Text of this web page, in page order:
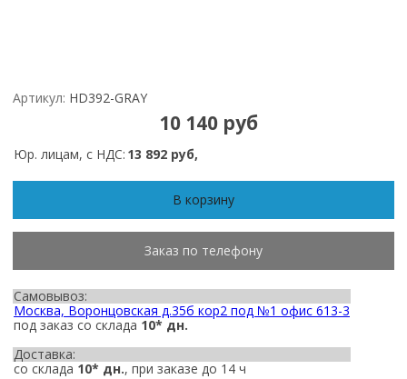
Артикул: HD392-GRAY
10 140 руб
Юр. лицам, с НДС: 13 892 руб,
В корзину
Заказ по телефону
Самовывоз:
Москва, Воронцовская д.35б кор2 под №1 офис 613-3
под заказ со склада 10* дн.
Доставка:
со склада 10* дн., при заказе до 14 ч